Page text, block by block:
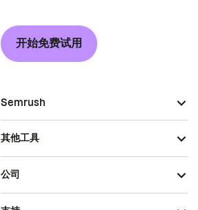
开始免费试用
Semrush
其他工具
公司